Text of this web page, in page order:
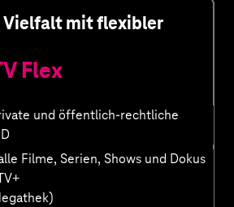
Flex
Vielfalt mit flexibler
und öffentlich-rechtliche
Filme, Serien, Shows und Dokus